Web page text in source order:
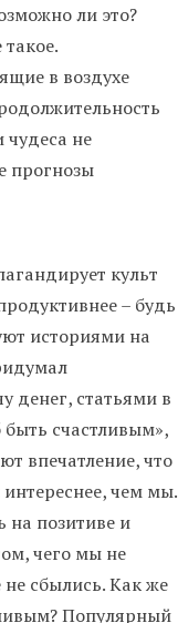
ли это?
в воздухе
чудеса не
прогнозы
культ
– будь
историями на
денег, статьями в
счастливым»,
впечатление, что
чем мы.
на позитиве и
чего мы не
не сбылись. Как же
Популярный